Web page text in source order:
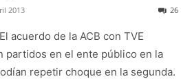
2013 26
acuerdo de la ACB con TVE
partidos en el ente público en la
repetir choque en la segunda.